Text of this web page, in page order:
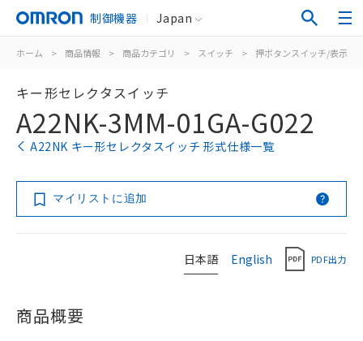
制御機器 Japan
ホーム > 商品情報 > 商品カテゴリ > スイッチ > 押ボタンスイッチ/表示灯
キー形セレクタスイッチ
A22NK-3MM-01GA-G022
A22NK キー形セレクタスイッチ 形式仕様一覧
マイリストに追加
日本語 English PDF出力
商品概要